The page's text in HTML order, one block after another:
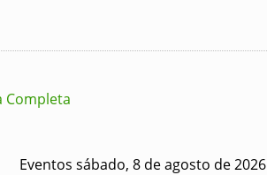
Completa
Eventos sábado, 8 de agosto de 2026